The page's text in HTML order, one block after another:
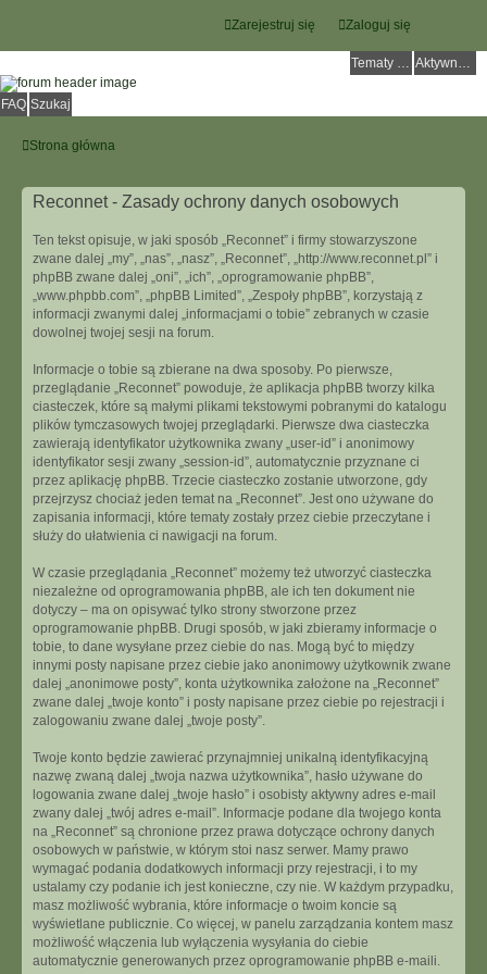
Zaloguj się
Zarejestruj się
Tematy bez odpowiedzi Aktywne tematy
FAQ Szukaj
Strona główna
Reconnet - Zasady ochrony danych osobowych
Ten tekst opisuje, w jaki sposób „Reconnet” i firmy stowarzyszone
zwane dalej „my”, „nas”, „nasz”, „Reconnet”, „http://www.reconnet.pl” i
phpBB zwane dalej „oni”, „ich”, „oprogramowanie phpBB”,
„www.phpbb.com”, „phpBB Limited”, „Zespoły phpBB”, korzystają z
informacji zwanymi dalej „informacjami o tobie” zebranych w czasie
dowolnej twojej sesji na forum.
Informacje o tobie są zbierane na dwa sposoby. Po pierwsze,
przeglądanie „Reconnet” powoduje, że aplikacja phpBB tworzy kilka
ciasteczek, które są małymi plikami tekstowymi pobranymi do katalogu
plików tymczasowych twojej przeglądarki. Pierwsze dwa ciasteczka
zawierają identyfikator użytkownika zwany „user-id” i anonimowy
identyfikator sesji zwany „session-id”, automatycznie przyznane ci
przez aplikację phpBB. Trzecie ciasteczko zostanie utworzone, gdy
przejrzysz chociaż jeden temat na „Reconnet”. Jest ono używane do
zapisania informacji, które tematy zostały przez ciebie przeczytane i
służy do ułatwienia ci nawigacji na forum.
W czasie przeglądania „Reconnet” możemy też utworzyć ciasteczka
niezależne od oprogramowania phpBB, ale ich ten dokument nie
dotyczy – ma on opisywać tylko strony stworzone przez
oprogramowanie phpBB. Drugi sposób, w jaki zbieramy informacje o
tobie, to dane wysyłane przez ciebie do nas. Mogą być to między
innymi posty napisane przez ciebie jako anonimowy użytkownik zwane
dalej „anonimowe posty”, konta użytkownika założone na „Reconnet”
zwane dalej „twoje konto” i posty napisane przez ciebie po rejestracji i
zalogowaniu zwane dalej „twoje posty”.
Twoje konto będzie zawierać przynajmniej unikalną identyfikacyjną
nazwę zwaną dalej „twoja nazwa użytkownika”, hasło używane do
logowania zwane dalej „twoje hasło” i osobisty aktywny adres e-mail
zwany dalej „twój adres e-mail”. Informacje podane dla twojego konta
na „Reconnet” są chronione przez prawa dotyczące ochrony danych
osobowych w państwie, w którym stoi nasz serwer. Mamy prawo
wymagać podania dodatkowych informacji przy rejestracji, i to my
ustalamy czy podanie ich jest konieczne, czy nie. W każdym przypadku,
masz możliwość wybrania, które informacje o twoim koncie są
wyświetlane publicznie. Co więcej, w panelu zarządzania kontem masz
możliwość włączenia lub wyłączenia wysyłania do ciebie
automatycznie generowanych przez oprogramowanie phpBB e-maili.